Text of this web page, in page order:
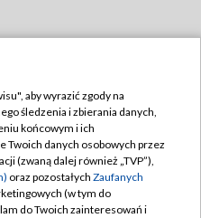
TVP
aby wyrazić zgody na
śledzenia i zbierania danych,
końcowym i ich
Twoich danych osobowych przez
(zwaną dalej również „TVP”),
oraz pozostałych Zaufanych
(w tym do
do Twoich zainteresowań i